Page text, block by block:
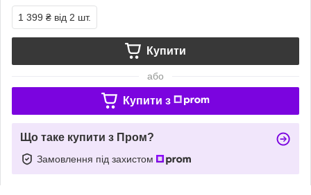
1 399 ₴ від 2 шт.
Купити
або
Купити з
Що таке купити з Пром?
Замовлення під захистом